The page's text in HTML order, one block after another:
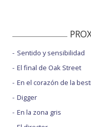
Sentido y sensibilidad
El final de Oak Street
En el corazón de la
Digger
En la zona gris